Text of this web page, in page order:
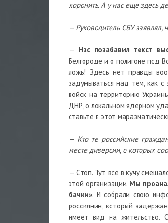
хоронить. А у нас еще здесь
— Руководитель СБУ заявлял,
— Нас позабавил текст
Белгороде и о полигоне под
ложь! Здесь нет правды
задумываться над тем, как
войск на территорию
ДНР, о локальном ядерном
ставьте в этот
— Кто те российские
месте диверсии, о которых
— Стоп. Тут всё в кучу
этой организации. Мы
бачки». И собрали свою
россиянин, который
имеет вид на жительство.